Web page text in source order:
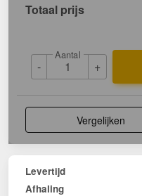
Totaal prijs
-
Aantal
+
Vergelijken
Levertijd
Afhaling